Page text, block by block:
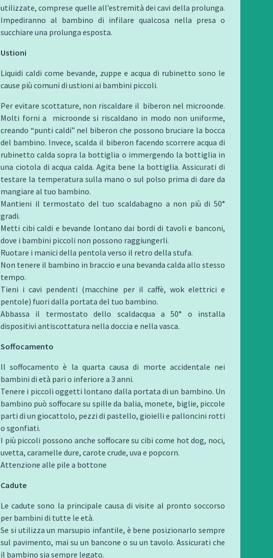
utilizzate, comprese quelle all’estremità dei cavi della prolunga.
Impediranno al bambino di infilare qualcosa nella presa o
succhiare una prolunga esposta.
Ustioni
Liquidi caldi come bevande, zuppe e acqua di rubinetto sono le
cause più comuni di ustioni ai bambini piccoli.
Per evitare scottature, non riscaldare il biberon nel microonde.
Molti forni a microonde si riscaldano in modo non uniforme,
creando “punti caldi” nel biberon che possono bruciare la bocca
del bambino. Invece, scalda il biberon facendo scorrere acqua di
rubinetto calda sopra la bottiglia o immergendo la bottiglia in
una ciotola di acqua calda. Agita bene la bottiglia. Assicurati di
testare la temperatura sulla mano o sul polso prima di dare da
mangiare al tuo bambino.
Mantieni il termostato del tuo scaldabagno a non più di 50°
gradi.
Metti cibi caldi e bevande lontano dai bordi di tavoli e banconi,
dove i bambini piccoli non possono raggiungerli.
Ruotare i manici della pentola verso il retro della stufa.
Non tenere il bambino in braccio e una bevanda calda allo stesso
tempo.
Tieni i cavi pendenti (macchine per il caffè, wok elettrici e
pentole) fuori dalla portata del tuo bambino.
Abbassa il termostato dello scaldacqua a 50° o installa
dispositivi antiscottatura nella doccia e nella vasca.
Soffocamento
Il soffocamento è la quarta causa di morte accidentale nei
bambini di età pari o inferiore a 3 anni.
Tenere i piccoli oggetti lontano dalla portata di un bambino. Un
bambino può soffocare su spille da balia, monete, biglie, piccole
parti di un giocattolo, pezzi di pastello, gioielli e palloncini rotti
o sgonfiati.
I più piccoli possono anche soffocare su cibi come hot dog, noci,
uvetta, caramelle dure, carote crude, uva e popcorn.
Attenzione alle pile a bottone
Cadute
Le cadute sono la principale causa di visite al pronto soccorso
per bambini di tutte le età.
Se si utilizza un marsupio infantile, è bene posizionarlo sempre
sul pavimento, mai su un bancone o su un tavolo. Assicurati che
il bambino sia sempre legato.